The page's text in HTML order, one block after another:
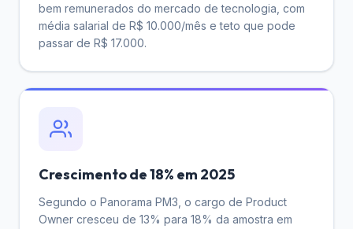
bem remunerados do mercado de tecnologia, com
média salarial de R$ 10.000/mês e teto que pode
passar de R$ 17.000.
Crescimento de 18% em 2025
Segundo o Panorama PM3, o cargo de Product
Owner cresceu de 13% para 18% da amostra em